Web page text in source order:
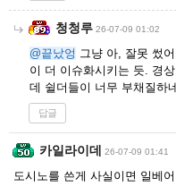
청청루 26-07-09 01:02
@끝났엉 그냥 아, 잘못 썼
이 더 이슈화시키는 듯. 경
데 쉴더들이 너무 부채질하
답글
카일라이데 26-07-09 01:41
도시노를 쓴게 사실이면 일베